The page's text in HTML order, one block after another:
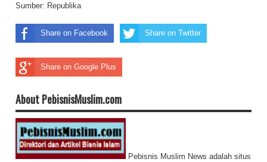
Sumber: Republika
Share on Facebook Share on Twitter
Share on Google Plus
About PebisnisMuslim.com
Pebisnis Muslim News adalah situs